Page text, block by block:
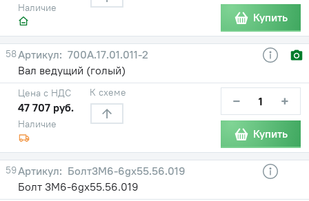
Наличие
Купить
58
700А.17.01.011-2
Вал ведущий (голый)
Наличие
Цена с НДС
47 707 руб.
К схеме − +
Купить
59
Болт3М6-6gx55.56.019
Болт 3М6-6gx55.56.019